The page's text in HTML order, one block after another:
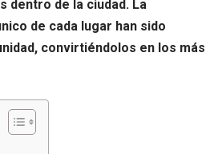
dentro de la ciudad. La
de cada lugar han sido
convirtiéndolos en los más